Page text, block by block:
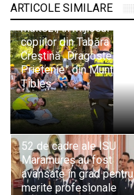
ARTICOLE SIMILARE
Lăpuș și voluntarii
maltezi, în mijlocul
copiilor din Tabăra
Creștină „Dragoste și
Prietenie” din Munții
Țibleș
52 de cadre ale ISU
Maramureș au fost
avansate în grad pentru
merite profesionale